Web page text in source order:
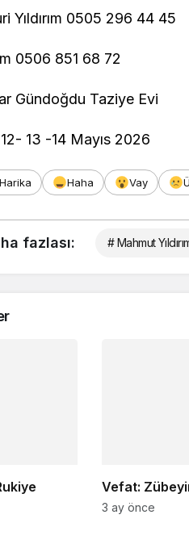
Yıldırım 0505 296 44 45
0506 851 68 72
Gündoğdu Taziye Evi
12- 13 -14 Mayıs 2026
Harika Haha Vay
fazlası: # Mahmut
Vefat:
3 ay önce